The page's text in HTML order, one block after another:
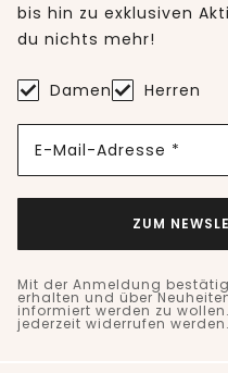
bis hin zu exklusiven
du nichts mehr!
Damen Herren
E-Mail-Adresse *
ZUM
Mit der Anmeldung
erhalten und über
informiert werden zu
jederzeit widerrufen werden.